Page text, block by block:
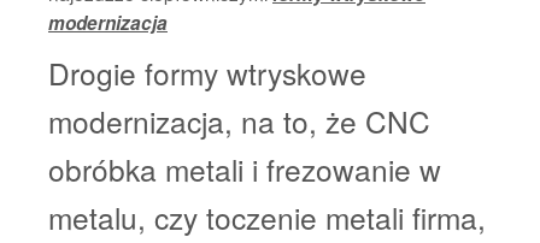
modernizacja
Drogie formy wtryskowe
modernizacja, na to, że CNC
obróbka metali i frezowanie w
metalu, czy toczenie metali firma,